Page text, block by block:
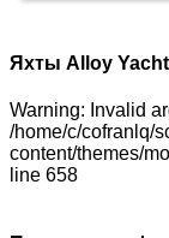
Яхты Alloy
Warning: Invalid
/home/c/cofranlq/
content/themes/
line 658